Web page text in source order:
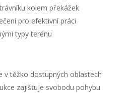
kolem překážek
pro efektivní práci
typy terénu
v těžko dostupných oblastech
zajišťuje svobodu pohybu